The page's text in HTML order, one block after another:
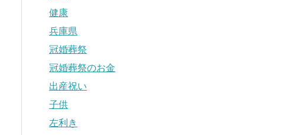
健康
兵庫県
冠婚葬祭
冠婚葬祭のお金
出産祝い
子供
左利き